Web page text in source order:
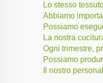
Lo stesso
Abbiamo
Possiamo
La nostra
Ogni trimestre,
Possiamo
Il nostro